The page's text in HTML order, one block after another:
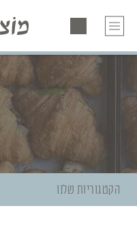
הקטגוריות שלנו